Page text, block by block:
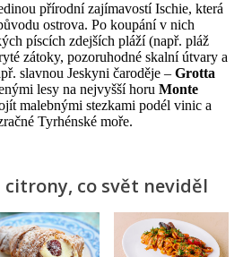
přírodní zajímavostí Ischie, která
ostrova. Po koupání v nich
píscích zdejších pláží (např. pláž
zátoky, pozoruhodné skalní útvary a
slavnou Jeskyni čaroděje – Grotta
lesy na nejvyšší horu Monte
malebnými stezkami podél vinic a
Tyrhénské moře.
citrony, co svět neviděl